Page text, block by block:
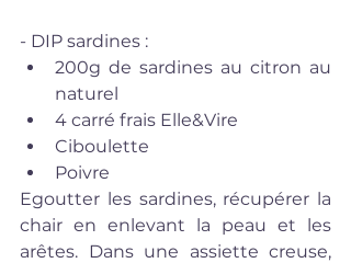
- DIP sardines :
200g de sardines au citron au
naturel
4 carré frais Elle&Vire
Ciboulette
Poivre
Egoutter les sardines, récupérer la
chair en enlevant la peau et les
arêtes. Dans une assiette creuse,